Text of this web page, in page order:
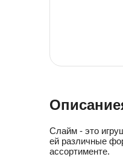
Слайм - это
ей различные
ассортименте.